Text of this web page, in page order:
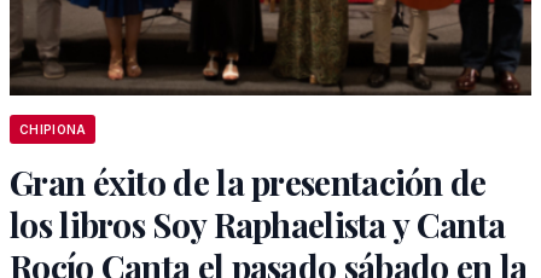
CHIPIONA
Gran éxito de la presentación de
los libros Soy Raphaelista y Canta
Rocío Canta el pasado sábado en la